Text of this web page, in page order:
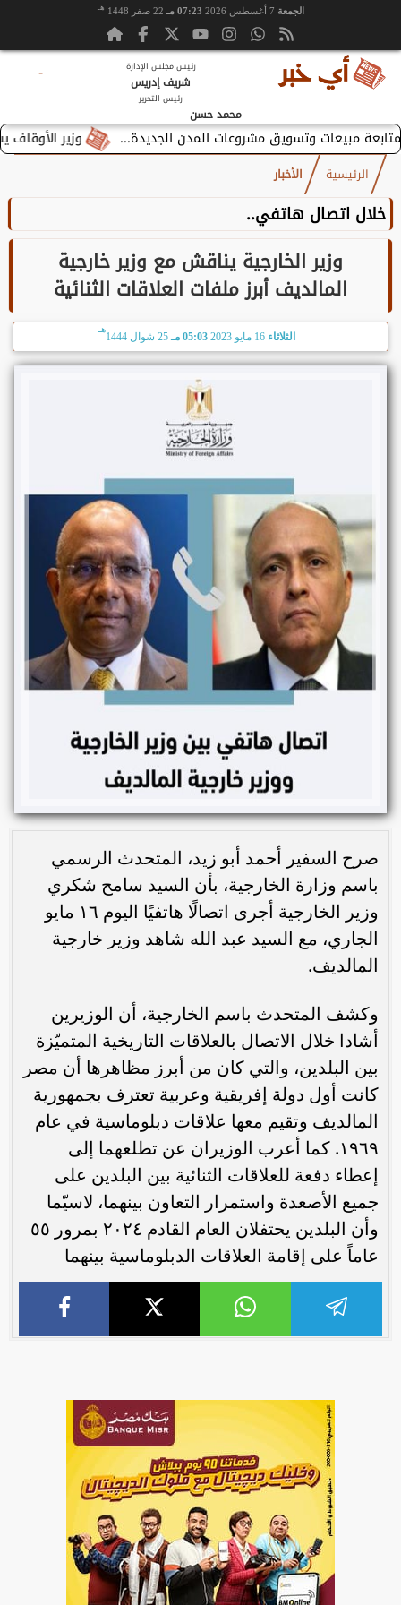
الجمعة 07:23 مـ 22 صفر 1448 هـ
رئيس مجلس الإدارة
شريف إدريس
رئيس التحرير
محمد حسن
-
وزير الأوقاف
الرئيسية الأخبار
خلال اتصال هاتفي..
وزير الخارجية يناقش مع وزير خارجية
المالديف أبرز ملفات العلاقات الثنائية
الثلاثاء 05:03 مـ 25 شوال 1444
هـ
صرح السفير أحمد أبو زيد، المتحدث الرسمي
باسم وزارة الخارجية، بأن السيد سامح شكري
وزير الخارجية أجرى اتصالًا هاتفيًا اليوم ١٦ مايو
الجاري، مع السيد عبد الله شاهد وزير خارجية
المالديف.
وكشف المتحدث باسم الخارجية، أن الوزيرين
أشادا خلال الاتصال بالعلاقات التاريخية المتميّزة
بين البلدين، والتي كان من أبرز مظاهرها أن مصر
كانت أول دولة إفريقية وعربية تعترف بجمهورية
المالديف وتقيم معها علاقات دبلوماسية في عام
١٩٦٩. كما أعرب الوزيران عن تطلعهما إلى
إعطاء دفعة للعلاقات الثنائية بين البلدين على
جميع الأصعدة واستمرار التعاون بينهما، لاسيّما
وأن البلدين يحتفلان العام القادم ۲۰۲٤ بمرور ٥٥
عاماً على إقامة العلاقات الدبلوماسية بينهما